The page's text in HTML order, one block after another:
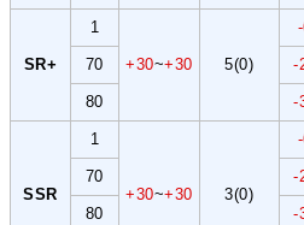
SR+
1
+30~+30 5(0)
70 -
80 -
SSR
1
+30~+30 3(0)
70 -
80 -